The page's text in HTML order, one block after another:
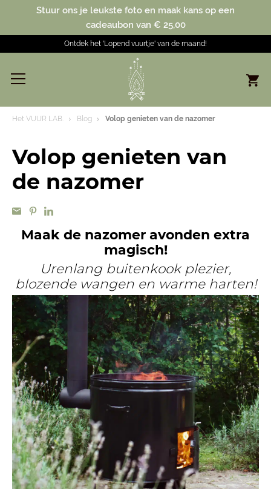
Stuur ons je leukste foto en maak kans op een
cadeaubon van € 25,00
Ontdek het 'Lopend vuurtje' van de maand!
Het VUUR LAB. Blog Volop genieten van de nazomer
Volop genieten van
de nazomer
Maak de nazomer avonden extra
magisch!
Urenlang buitenkook plezier,
blozende wangen en warme harten!